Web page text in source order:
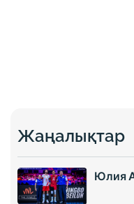
Жаңалықтар
Юлия